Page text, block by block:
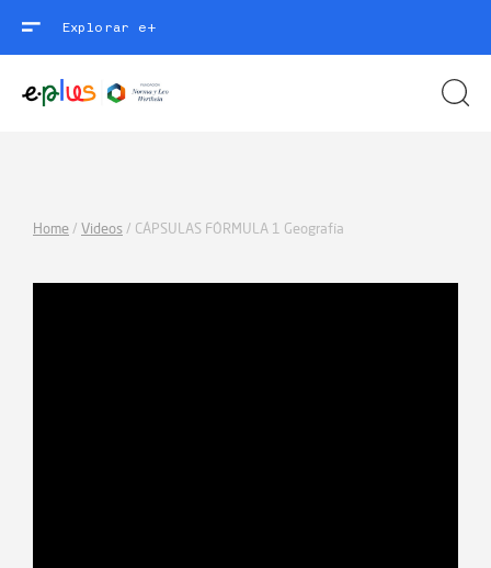
Explorar e+
Home / Videos / CÁPSULAS FÓRMULA 1 Geografía